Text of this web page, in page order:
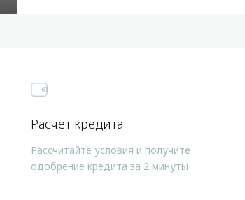
Расчет кредита
Рассчитайте условия и получите
одобрение кредита за 2 минуты